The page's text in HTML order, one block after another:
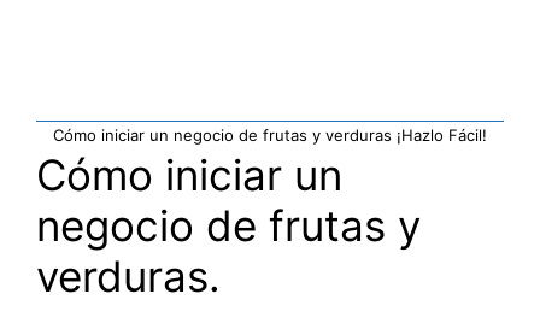
Cómo iniciar un negocio de frutas y verduras ¡Hazlo Fácil!
Cómo iniciar un
negocio de frutas y
verduras.